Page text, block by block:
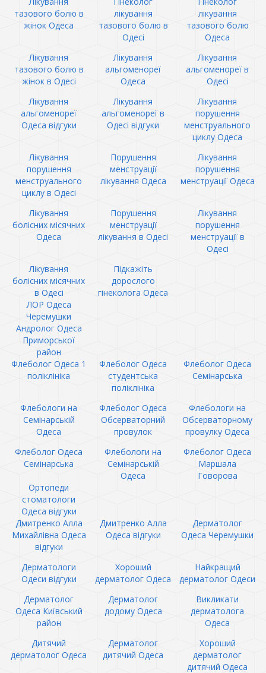
тазового болю в
жінок Одеса
лікування
тазового болю в
Одесі
лікування
тазового болю
Одеса
Лікування
тазового болю в
жінок в Одесі
Лікування
альгоменореї
Одеса
Лікування
альгоменореї в
Одесі
Лікування
альгоменореї
Одеса відгуки
Лікування
альгоменореї в
Одесі відгуки
Лікування
порушення
менструального
циклу Одеса
Лікування
порушення
менструального
циклу в Одесі
Порушення
менструації
лікування Одеса
Лікування
порушення
менструації Одеса
Лікування
болісних місячних
Одеса
Порушення
менструації
лікування в Одесі
Лікування
порушення
менструації в
Одесі
Лікування
болісних місячних
в Одесі
Підкажіть
дорослого
гінеколога Одеса
ЛОР Одеса
Черемушки
Андролог Одеса
Приморської
район
Флеболог Одеса 1
поліклініка
Флеболог Одеса
студентська
поліклініка
Флеболог Одеса
Семінарська
Флебологи на
Семінарській
Одеса
Флеболог Одеса
Обсерваторний
провулок
Флебологи на
Обсерваторному
провулку Одеса
Флеболог Одеса
Семінарська
Флебологи на
Семінарській
Одеса
Флеболог Одеса
Маршала
Говорова
Ортопеди
стоматологи
Одеса відгуки
Дмитренко Алла
Михайлівна Одеса
відгуки
Дмитренко Алла
Одеса відгуки
Дерматолог
Одеса Черемушки
Дерматологи
Одеси відгуки
Хороший
дерматолог Одеса
Найкращий
дерматолог Одеси
Дерматолог
Одеса Київський
район
Дерматолог
додому Одеса
Викликати
дерматолога
Одеса
Дитячий
дерматолог Одеса
Дерматолог
дитячий Одеса
Хороший
дерматолог
дитячий Одеса